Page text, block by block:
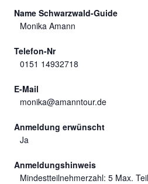
Name Schwarzwald-Guide
Monika Amann
Telefon-Nr
0151 14932718
E-Mail
monika@amanntour.de
Anmeldung erwünscht
Ja
Anmeldungshinweis
Mindestteilnehmerzahl: 5 Max.